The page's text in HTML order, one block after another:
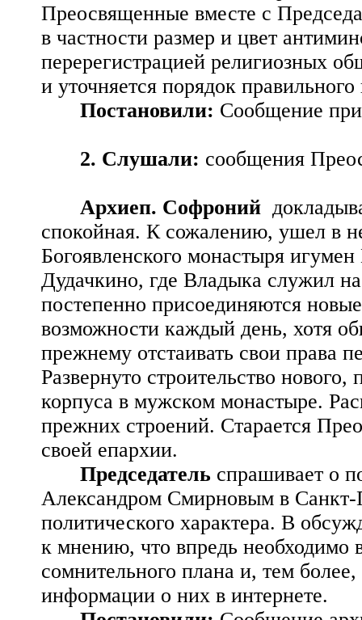
Преосвященные вместе с
в частности размер и цвет
перерегистрацией религиозных
и уточняется порядок
Постановили: Сообщение
2. Слушали: сообщения
Архиеп. Софроний
спокойная. К сожалению, ушел в
Богоявленского монастыря
Дудачкино, где Владыка служил
постепенно присоединяются
возможности каждый день, хотя
прежнему отстаивать свои права
Развернуто строительство
корпуса в мужском монастыре.
прежних строений. Старается
своей епархии.
Председатель спрашивает о
Александром Смирновым в Санкт-
политического характера. В
к мнению, что впредь необходимо
сомнительного плана и, тем
информации о них в интернете.